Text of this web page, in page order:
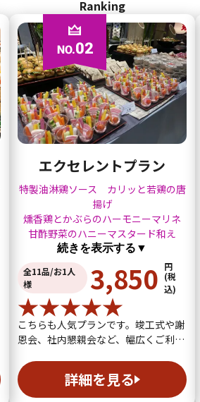
Ranking
エクセレントプラン
特製油淋鶏ソース カリッと若鶏の唐
揚げ
燻香鶏とかぶらのハーモニーマリネ
甘酢野菜のハニーマスタード和え
続きを表示する▼
全11品/お1人
様
3,850
円
(税
込)
こちらも人気プランです。竣工式や謝
恩会、社内懇親会など、幅広くご利用
詳細を見る